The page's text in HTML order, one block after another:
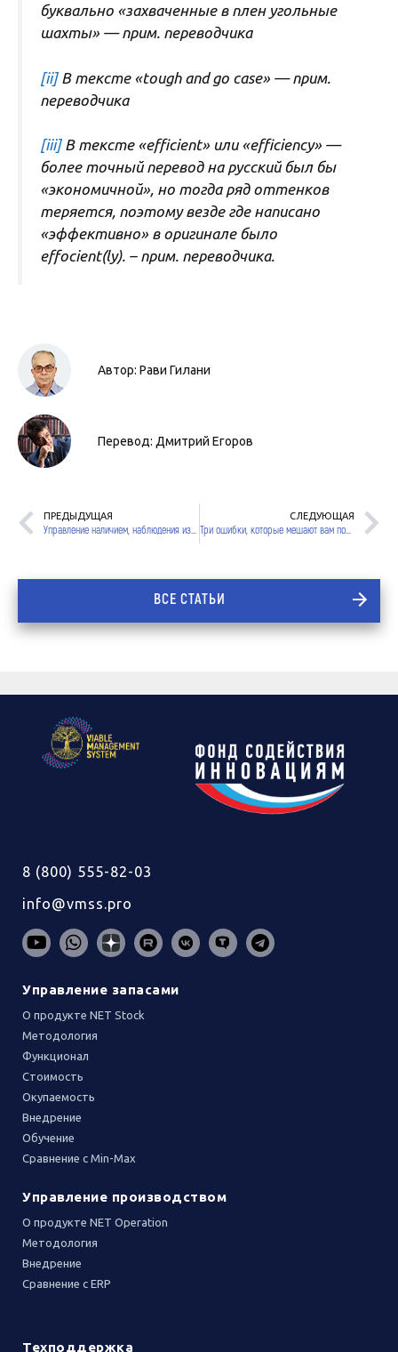
буквально «захваченные в плен угольные
шахты» — прим. переводчика
[ii]В тексте «tough and go case» — прим.
переводчика
[iii]В тексте «efficient» или «efficiency» —
более точный перевод на русский был бы
«экономичной», но тогда ряд оттенков
теряется, поэтому везде где написано
«эффективно» в оригинале было
effocient(ly). – прим. переводчика.
Автор: Рави Гилани
Перевод: Дмитрий Егоров
ПРЕДЫДУЩАЯ
Управление наличием, наблюдения из опыта
СЛЕДУЮЩАЯ
Три ошибки, которые мешают вам полностью использовать потенциал вашего бизнеса
ВСЕ СТАТЬИ
8 (800) 555-82-03
info@vmss.pro
Управление запасами
О продукте NET Stock
Методология
Функционал
Стоимость
Окупаемость
Внедрение
Обучение
Сравнение с Min-Max
Управление производством
О продукте NET Operation
Методология
Внедрение
Сравнение с ERP
Техподдержка